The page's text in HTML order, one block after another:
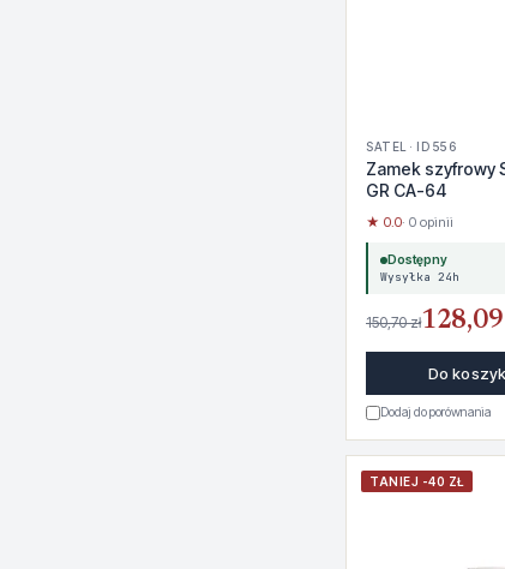
SATEL · ID 556
Zamek szyfrowy
GR CA-64
★ 0.0· 0 opinii
Dostępny
Wysyłka 24h
150,70 zł128,09
Do
Dodaj do porównania
TANIEJ -40 ZŁ